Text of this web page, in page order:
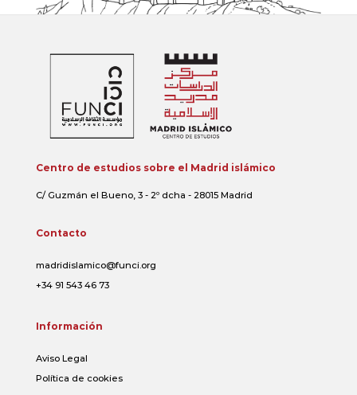
Centro de estudios sobre el Madrid islámico
C/ Guzmán el Bueno, 3 - 2º dcha - 28015 Madrid
Contacto
madridislamico@funci.org
+34 91 543 46 73
Información
Aviso Legal
Política de cookies